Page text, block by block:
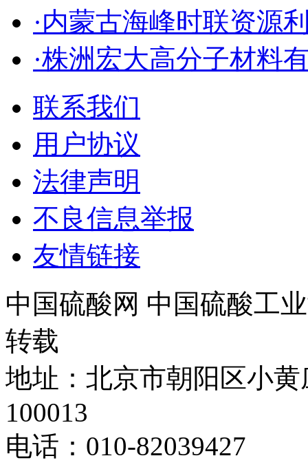
·内蒙古海峰时联资源
·株洲宏大高分子材料
联系我们
用户协议
法律声明
不良信息举报
友情链接
中国硫酸网 中国硫酸工
转载
地址：北京市朝阳区小
100013
电话：010-82039427